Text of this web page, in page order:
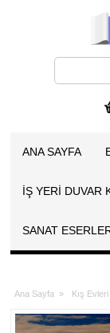
ANA SAYFA
İŞ YERİ DUVAR
SANAT
Ana Sayfa » Kış Evleri